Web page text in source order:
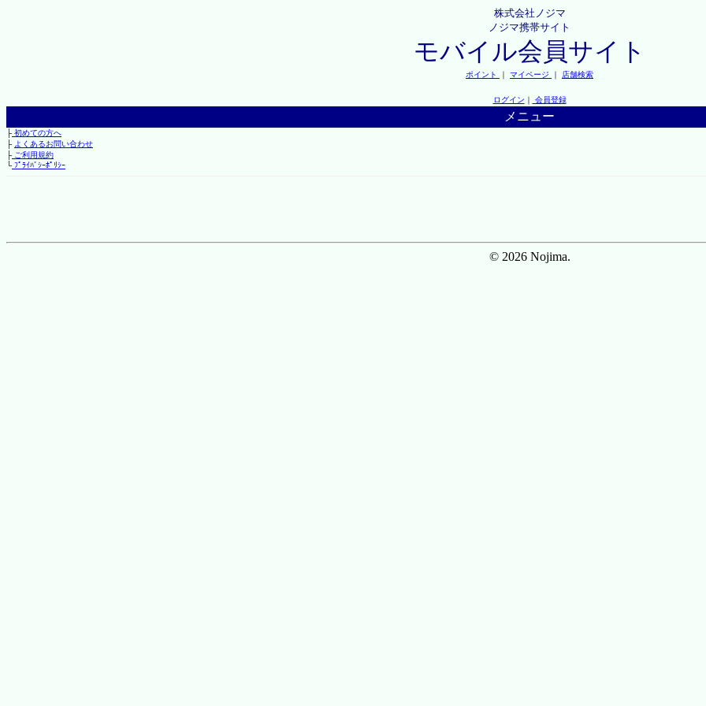
株式会社ノジマ
ノジマ携帯サイト
モバイル会員サイト
ポイント ｜ マイページ ｜ 店舗検索
ログイン ｜ 会員登録
メニュー
├初めての方へ
├ よくあるお問い合わせ
├ご利用規約
└ﾌﾟﾗｲﾊﾞｼｰﾎﾟﾘｼｰ
© 2026 Nojima.